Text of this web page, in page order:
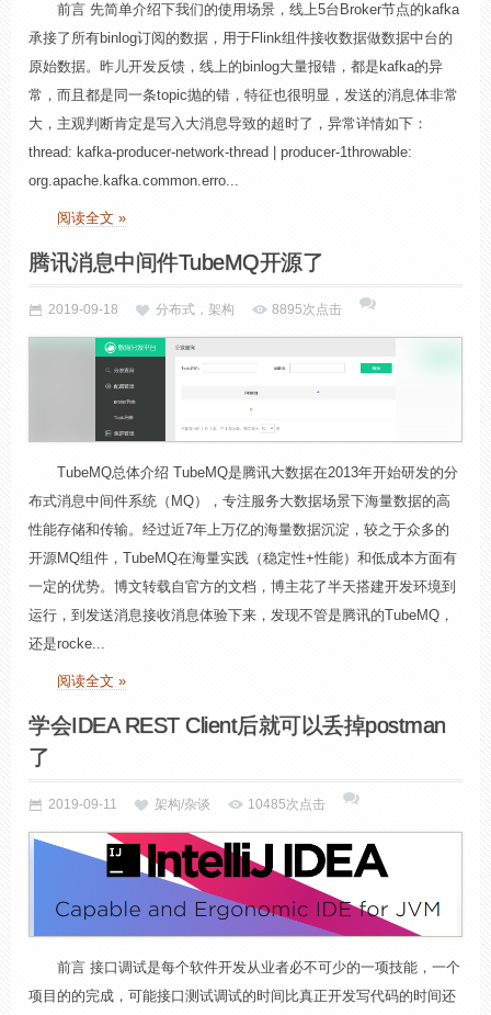
前言 先简单介绍下我们的使用场景，线上5台Broker节点的kafka
承接了所有binlog订阅的数据，用于Flink组件接收数据做数据中台的
原始数据。昨儿开发反馈，线上的binlog大量报错，都是kafka的异
常，而且都是同一条topic抛的错，特征也很明显，发送的消息体非常
大，主观判断肯定是写入大消息导致的超时了，异常详情如下：
thread: kafka-producer-network-thread | producer-1throwable:
org.apache.kafka.common.erro...
阅读全文 »
腾讯消息中间件TubeMQ开源了
2019-09-18 分布式，架构 8895次点击
TubeMQ总体介绍 TubeMQ是腾讯大数据在2013年开始研发的分
布式消息中间件系统（MQ），专注服务大数据场景下海量数据的高
性能存储和传输。经过近7年上万亿的海量数据沉淀，较之于众多的
开源MQ组件，TubeMQ在海量实践（稳定性+性能）和低成本方面有
一定的优势。博文转载自官方的文档，博主花了半天搭建开发环境到
运行，到发送消息接收消息体验下来，发现不管是腾讯的TubeMQ，
还是rocke...
阅读全文 »
学会IDEA REST Client后就可以丢掉postman
了
2019-09-11 架构/杂谈 10485次点击
前言 接口调试是每个软件开发从业者必不可少的一项技能，一个
项目的的完成，可能接口测试调试的时间比真正开发写代码的时间还